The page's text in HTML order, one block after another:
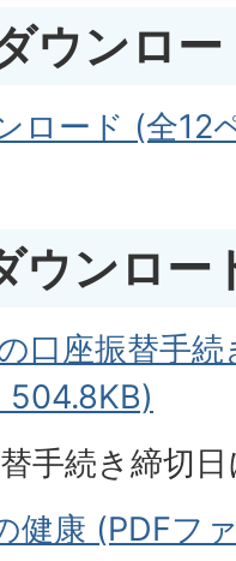
ウンロ
ロード (全12
ウンロー
口座振替手
504.8KB)
手続き締切
健康 (PDFフ